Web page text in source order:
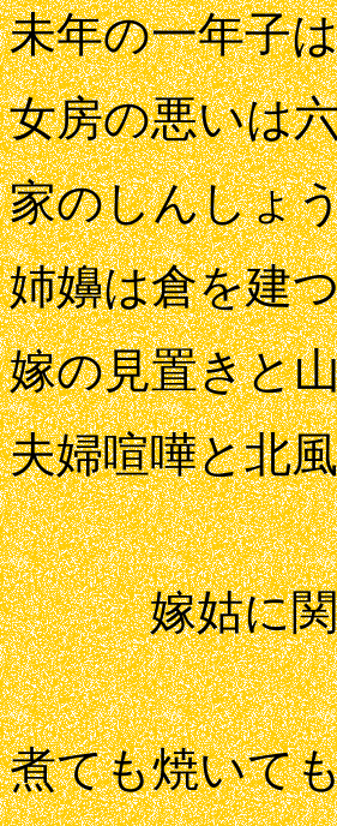
未年の一年子
女房の悪いは
家のしんしょ
姉嬶は倉を建
嫁の見置きと
夫婦喧嘩と北
嫁姑に関
煮ても焼いて